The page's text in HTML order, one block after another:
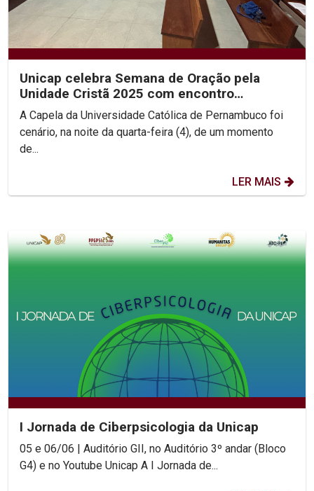
Unicap celebra Semana de Oração pela
Unidade Cristã 2025 com encontro
ecumênico e roda de diálogo...
A Capela da Universidade Católica de Pernambuco foi
cenário, na noite da quarta-feira (4), de um momento
de...
LER MAIS
I Jornada de Ciberpsicologia da Unicap
05 e 06/06 | Auditório GII, no Auditório 3º andar (Bloco
G4) e no Youtube Unicap A I Jornada de...